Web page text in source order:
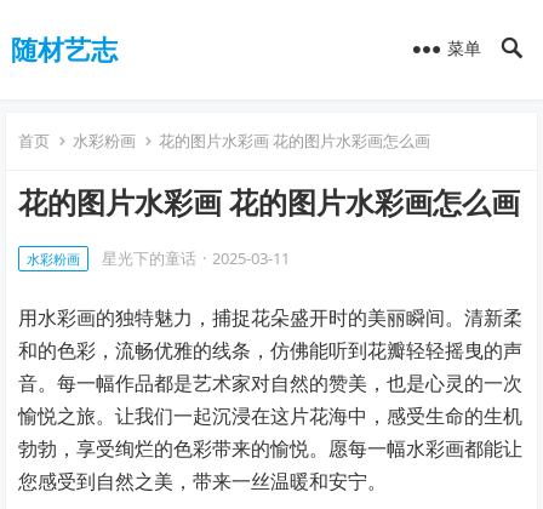
随材艺志 菜单
首页 水彩粉画 花的图片水彩画 花的图片水彩画怎么画
花的图片水彩画 花的图片水彩画怎么画
水彩粉画 星光下的童话 · 2025-03-11
用水彩画的独特魅力，捕捉花朵盛开时的美丽瞬间。清新柔
和的色彩，流畅优雅的线条，仿佛能听到花瓣轻轻摇曳的声
音。每一幅作品都是艺术家对自然的赞美，也是心灵的一次
愉悦之旅。让我们一起沉浸在这片花海中，感受生命的生机
勃勃，享受绚烂的色彩带来的愉悦。愿每一幅水彩画都能让
您感受到自然之美，带来一丝温暖和安宁。